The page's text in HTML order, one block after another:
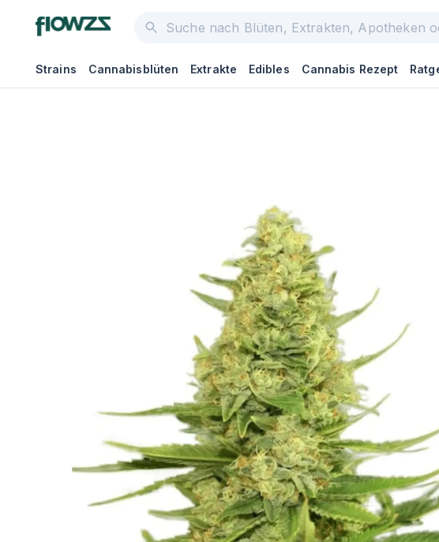
Strains Cannabisblüten Extrakte Edibles Cannabis Rezept